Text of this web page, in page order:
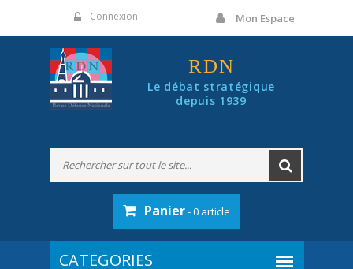
Connexion Mon Espace
RDN
Le débat stratégique
depuis 1939
Panier- 0 article